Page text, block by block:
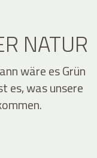
NATUR
wäre es Grün
es, was unsere